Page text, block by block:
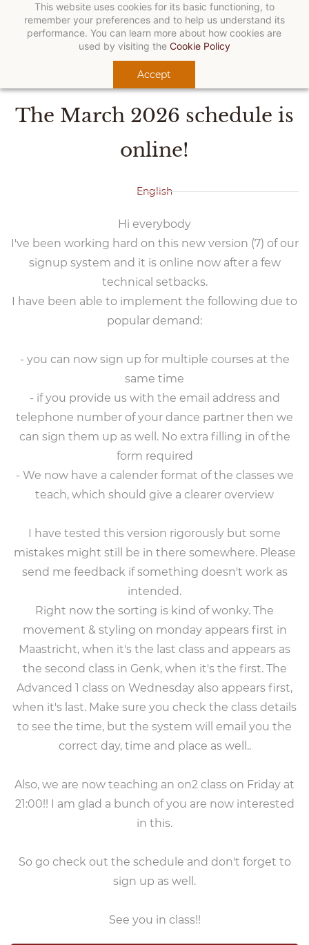
This website uses cookies for its basic functioning, to
remember your preferences and to help us understand its
performance. You can learn more about how cookies are
used by visiting the Cookie Policy
Accept
Just Jason Dance Company
March 2026 schedule online!
Jason Leckie
The March 2026 schedule is
online!
English
Hi everybody
I've been working hard on this new version (7) of our
signup system and it is online now after a few
technical setbacks.
I have been able to implement the following due to
popular demand:
- you can now sign up for multiple courses at the
same time
- if you provide us with the email address and
telephone number of your dance partner then we
can sign them up as well. No extra filling in of the
form required
- We now have a calender format of the classes we
teach, which should give a clearer overview
I have tested this version rigorously but some
mistakes might still be in there somewhere. Please
send me feedback if something doesn't work as
intended.
Right now the sorting is kind of wonky. The
movement & styling on monday appears first in
Maastricht, when it's the last class and appears as
the second class in Genk, when it's the first. The
Advanced 1 class on Wednesday also appears first,
when it's last. Make sure you check the class details
to see the time, but the system will email you the
correct day, time and place as well..
Also, we are now teaching an on2 class on Friday at
21:00!! I am glad a bunch of you are now interested
in this.
So go check out the schedule and don't forget to
sign up as well.
See you in class!!